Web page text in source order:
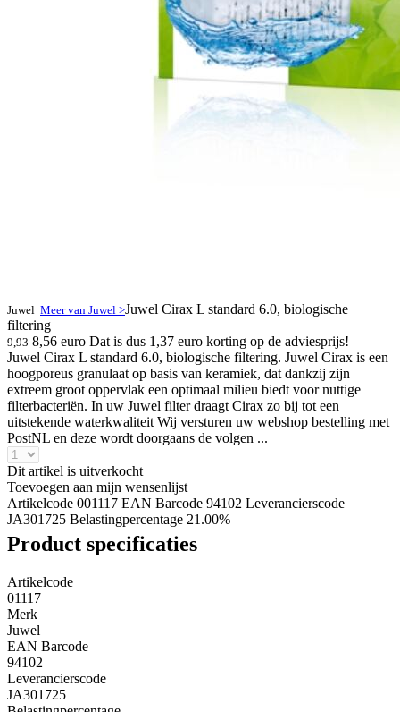
Juwel Meer van Juwel >Juwel Cirax L standard 6.0, biologische
filtering
9,93 8,56 euro Dat is dus 1,37 euro korting op de adviesprijs!
Juwel Cirax L standard 6.0, biologische filtering. Juwel Cirax is een
hoogporeus granulaat op basis van keramiek, dat dankzij zijn
extreem groot oppervlak een optimaal milieu biedt voor nuttige
filterbacteriën. In uw Juwel filter draagt Cirax zo bij tot een
uitstekende waterkwaliteit Wij versturen uw webshop bestelling met
PostNL en deze wordt doorgaans de volgen ...
Dit artikel is uitverkocht
Toevoegen aan mijn wensenlijst
Artikelcode 001117 EAN Barcode 94102 Leverancierscode
JA301725 Belastingpercentage 21.00%
Product specificaties
Artikelcode
01117
Merk
Juwel
EAN Barcode
94102
Leverancierscode
JA301725